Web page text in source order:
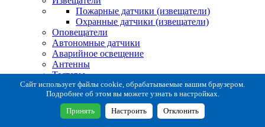
Пожарные датчики (извещатели)
Охранные датчики (извещатели)
Оповещатели
Автономные датчики
Аварийное освещение
Антенны
Тестеры
Система сбора извещений
Расходные и монтажные материалы
Коробки коммутационные
Кронштейны для извещателей
Сайт использует файлы cookie, обрабатываемые вашим браузером.
Подробнее об этом вы можете узнать в настройках.
Принять Настроить Отклонить